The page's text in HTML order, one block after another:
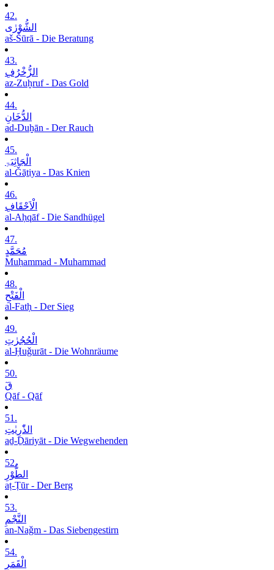
42.
الشُّوْرٰی
aš-Šūrā - Die Beratung
43.
الزُّخْرُفِ
az-Zuḫruf - Das Gold
44.
الدُّخَانِ
ad-Duḫān - Der Rauch
45.
الْجَاثِیَۃِ
al-Ǧāṯiya - Das Knien
46.
الْاَحْقَافِ
al-Aḥqāf - Die Sandhügel
47.
مُحَمَّدٍ
Muḥammad - Muhammad
48.
الْفَتْحِ
al-Fatḥ - Der Sieg
49.
الْحُجُرٰتِ
al-Ḥuǧurāt - Die Wohnräume
50.
قٓ
Qāf - Qāf
51.
الذّٰرِیٰتِ
aḏ-Ḏāriyāt - Die Wegwehenden
52.
الطُّوْرِ
aṭ-Ṭūr - Der Berg
53.
النَّجْمِ
an-Naǧm - Das Siebengestirn
54.
الْقَمَرِ